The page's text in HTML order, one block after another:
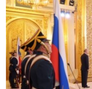
поиску
СЕВЕР.РЕАЛИИ
СИБИРЬ.РЕАЛИИ
РАСПИСАНИЕ
ПОДПИШИТЕСЬ НА
СОЦИАЛЬНЫЕ СЕТИ